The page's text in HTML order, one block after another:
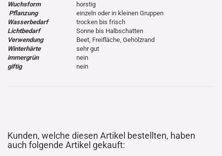
Wuchsform
horstig
Pflanzung
einzeln oder in kleinen Gruppen
Wasserbedarf
trocken bis frisch
Lichtbedarf
Sonne bis Halbschatten
Verwendung
Beet, Freifläche, Gehölzrand
Winterhärte
sehr gut
immergrün
nein
giftig
nein
Kunden, welche diesen Artikel bestellten, haben
auch folgende Artikel gekauft: